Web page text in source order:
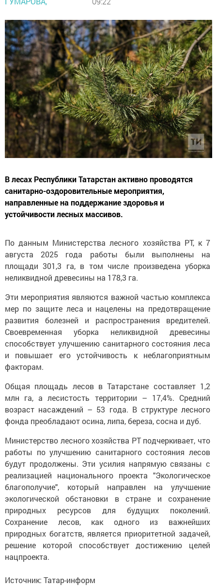
В лесах Республики Татарстан активно проводятся
санитарно-оздоровительные мероприятия,
направленные на поддержание здоровья и
устойчивости лесных массивов.
По данным Министерства лесного хозяйства РТ, к 7
августа 2025 года работы были выполнены на
площади 301,3 га, в том числе произведена уборка
неликвидной древесины на 178,3 га.
Эти мероприятия являются важной частью комплекса
мер по защите леса и нацелены на предотвращение
развития болезней и распространения вредителей.
Своевременная уборка неликвидной древесины
способствует улучшению санитарного состояния леса
и повышает его устойчивость к неблагоприятным
факторам.
Общая площадь лесов в Татарстане составляет 1,2
млн га, а лесистость территории – 17,4%. Средний
возраст насаждений – 53 года. В структуре лесного
фонда преобладают осина, липа, береза, сосна и дуб.
Министерство лесного хозяйства РТ подчеркивает, что
работы по улучшению санитарного состояния лесов
будут продолжены. Эти усилия напрямую связаны с
реализацией национального проекта "Экологическое
благополучие", который направлен на улучшение
экологической обстановки в стране и сохранение
природных ресурсов для будущих поколений.
Сохранение лесов, как одного из важнейших
природных богатств, является приоритетной задачей,
решение которой способствует достижению целей
нацпроекта.
Источник: Татар-информ